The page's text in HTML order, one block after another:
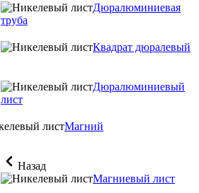
Дюралюминиевая
труба
Квадрат дюралевый
Дюралюминиевый
лист
Магний
Назад
Магниевый лист